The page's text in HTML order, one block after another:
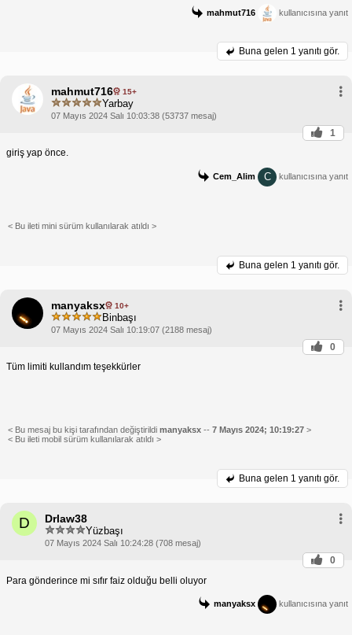
mahmut716 kullanıcısına yanıt
Buna gelen 1 yanıtı gör.
mahmut716 15+
Yarbay
07 Mayıs 2024 Salı 10:03:38 (53737 mesaj)
1
giriş yap önce.
Cem_Alim C kullanıcısına yanıt
< Bu ileti mini sürüm kullanılarak atıldı >
Buna gelen 1 yanıtı gör.
manyaksx 10+
Binbaşı
07 Mayıs 2024 Salı 10:19:07 (2188 mesaj)
0
Tüm limiti kullandım teşekkürler
< Bu mesaj bu kişi tarafından değiştirildi manyaksx -- 7 Mayıs 2024; 10:19:27 >
< Bu ileti mobil sürüm kullanılarak atıldı >
Buna gelen 1 yanıtı gör.
D Drlaw38
Yüzbaşı
07 Mayıs 2024 Salı 10:24:28 (708 mesaj)
0
Para gönderince mi sıfır faiz olduğu belli oluyor
manyaksx kullanıcısına yanıt